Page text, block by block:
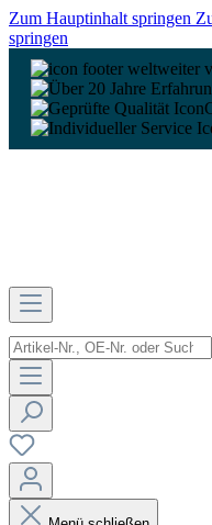
Zum Hauptinhalt springen
springen